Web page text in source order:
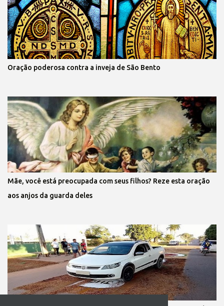
Oração poderosa contra a inveja de São Bento
Mãe, você está preocupada com seus filhos? Reze esta oração
aos anjos da guarda deles